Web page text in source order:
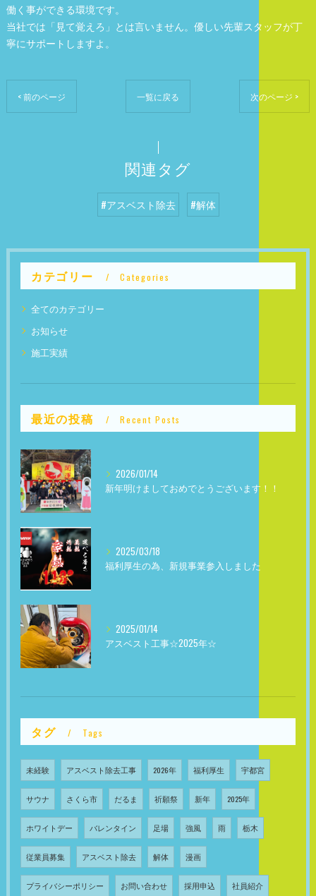
働く事ができる環境です。
当社では「見て覚えろ」とは言いません。優しい先輩スタッフが丁
寧にサポートしますよ。
< 前のページ 一覧に戻る 次のページ >
関連タグ
#アスベスト除去 #解体
カテゴリー Categories
全てのカテゴリー
お知らせ
施工実績
最近の投稿 Recent Posts
2026/01/14
新年明けましておめでとうございます！！
2025/03/18
福利厚生の為、新規事業参入しました
2025/01/14
アスベスト工事☆2025年☆
タグ Tags
未経験 アスベスト除去工事 2026年 福利厚生 宇都宮
サウナ さくら市 だるま 祈願祭 新年 2025年
ホワイトデー バレンタイン 足場 強風 雨 栃木
従業員募集 アスベスト除去 解体 漫画
プライバシーポリシー お問い合わせ 採用申込 社員紹介